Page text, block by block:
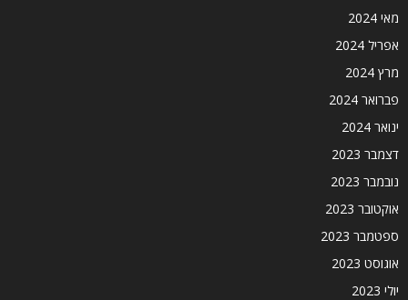
מאי 2024
אפריל 2024
מרץ 2024
פברואר 2024
ינואר 2024
דצמבר 2023
נובמבר 2023
אוקטובר 2023
ספטמבר 2023
אוגוסט 2023
יולי 2023